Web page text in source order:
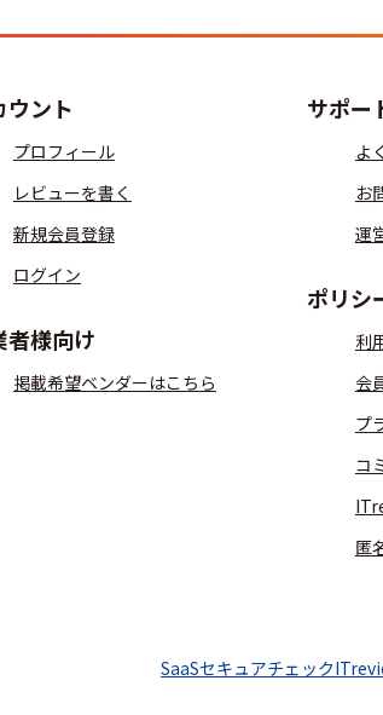
ウント
プロフィール
レビューを書く
新規会員登録
ログイン
者様向け
掲載希望ベンダーはこちら
サポー
よ
お
運
ポリシ
利
会
プ
コ
匿
SaaSセキュアチェック